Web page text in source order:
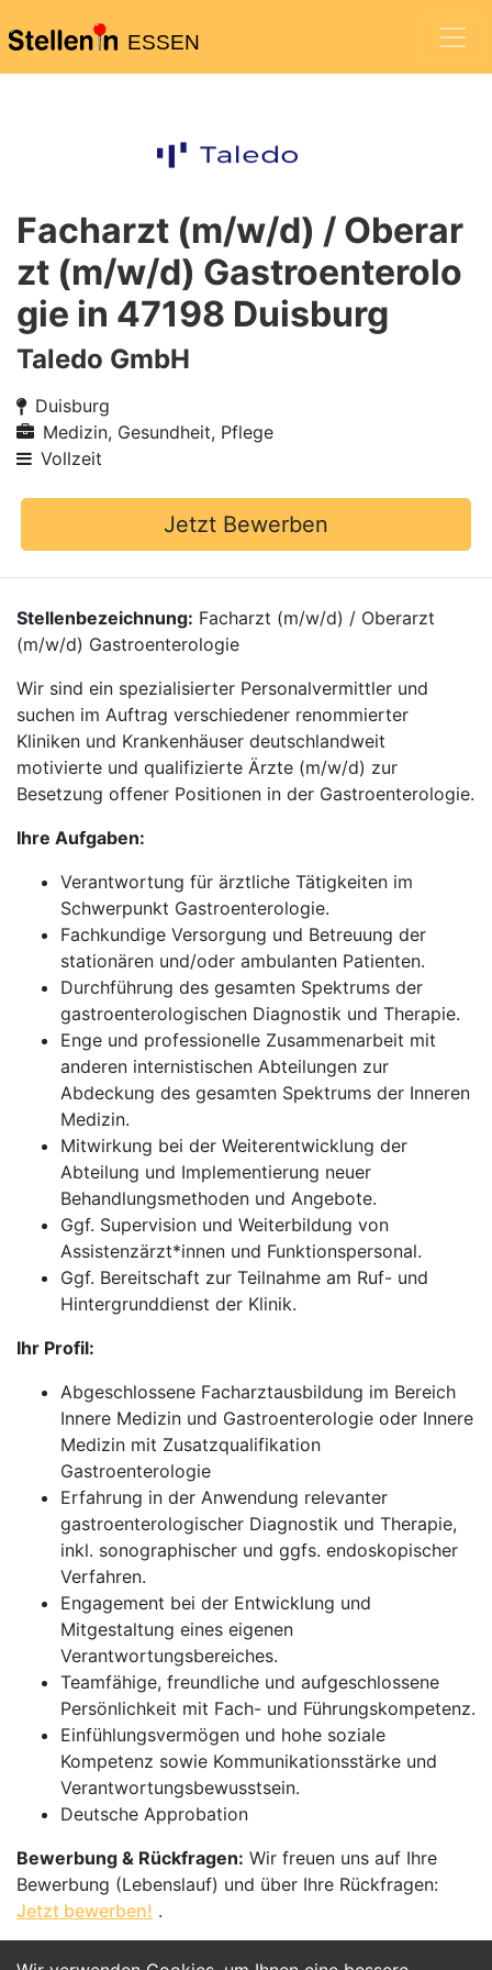
ESSEN
Facharzt (m/w/d) / Oberar
zt (m/w/d) Gastroenterolo
gie in 47198 Duisburg
Taledo GmbH
Duisburg
Medizin, Gesundheit, Pflege
Vollzeit
Jetzt Bewerben
Stellenbezeichnung: Facharzt (m/w/d) / Oberarzt
(m/w/d) Gastroenterologie
Wir sind ein spezialisierter Personalvermittler und
suchen im Auftrag verschiedener renommierter
Kliniken und Krankenhäuser deutschlandweit
motivierte und qualifizierte Ärzte (m/w/d) zur
Besetzung offener Positionen in der Gastroenterologie.
Ihre Aufgaben:
Verantwortung für ärztliche Tätigkeiten im
Schwerpunkt Gastroenterologie.
Fachkundige Versorgung und Betreuung der
stationären und/oder ambulanten Patienten.
Durchführung des gesamten Spektrums der
gastroenterologischen Diagnostik und Therapie.
Enge und professionelle Zusammenarbeit mit
anderen internistischen Abteilungen zur
Abdeckung des gesamten Spektrums der Inneren
Medizin.
Mitwirkung bei der Weiterentwicklung der
Abteilung und Implementierung neuer
Behandlungsmethoden und Angebote.
Ggf. Supervision und Weiterbildung von
Assistenzärzt*innen und Funktionspersonal.
Ggf. Bereitschaft zur Teilnahme am Ruf- und
Hintergrunddienst der Klinik.
Ihr Profil:
Abgeschlossene Facharztausbildung im Bereich
Innere Medizin und Gastroenterologie oder Innere
Medizin mit Zusatzqualifikation
Gastroenterologie
Erfahrung in der Anwendung relevanter
gastroenterologischer Diagnostik und Therapie,
inkl. sonographischer und ggfs. endoskopischer
Verfahren.
Engagement bei der Entwicklung und
Mitgestaltung eines eigenen
Verantwortungsbereiches.
Teamfähige, freundliche und aufgeschlossene
Persönlichkeit mit Fach- und Führungskompetenz.
Einfühlungsvermögen und hohe soziale
Kompetenz sowie Kommunikationsstärke und
Verantwortungsbewusstsein.
Deutsche Approbation
Bewerbung & Rückfragen: Wir freuen uns auf Ihre
Bewerbung (Lebenslauf) und über Ihre Rückfragen:
Jetzt bewerben! .